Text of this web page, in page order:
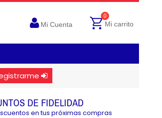
Mi Cuenta
0
Mi carrito
DE FIDELIDAD
en tus próximas compras